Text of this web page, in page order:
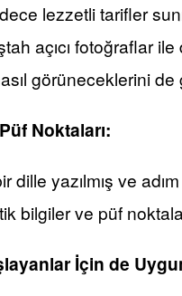
lezzetli tarifler
açıcı fotoğraflar
görüneceklerini
Noktaları:
dille yazılmış ve
bilgiler ve püf
İçin de